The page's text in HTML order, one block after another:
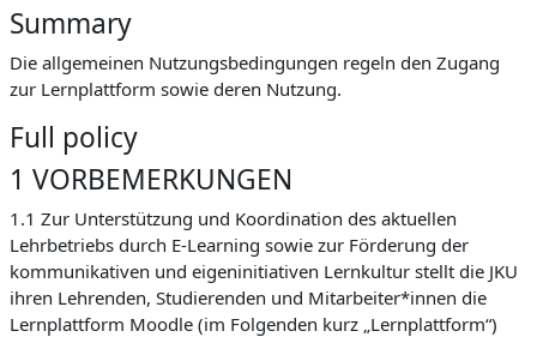
Summary
Die allgemeinen Nutzungsbedingungen regeln den Zugang
zur Lernplattform sowie deren Nutzung.
Full policy
1 VORBEMERKUNGEN
1.1 Zur Unterstützung und Koordination des aktuellen
Lehrbetriebs durch E-Learning sowie zur Förderung der
kommunikativen und eigeninitiativen Lernkultur stellt die JKU
ihren Lehrenden, Studierenden und Mitarbeiter*innen die
Lernplattform Moodle (im Folgenden kurz „Lernplattform“)